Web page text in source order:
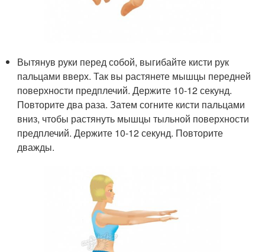
Вытянув руки перед собой, выгибайте кисти рук
пальцами вверх. Так вы растянете мышцы передней
поверхности предплечий. Держите 10-12 секунд.
Повторите два раза. Затем согните кисти пальцами
вниз, чтобы растянуть мышцы тыльной поверхности
предплечий. Держите 10-12 секунд. Повторите
дважды.